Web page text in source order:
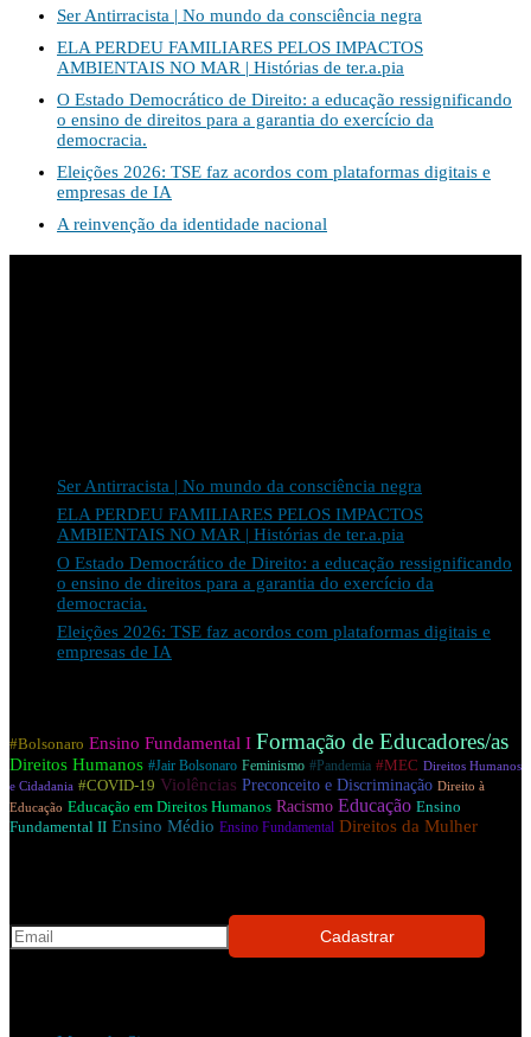
Ser Antirracista | No mundo da consciência negra
ELA PERDEU FAMILIARES PELOS IMPACTOS
AMBIENTAIS NO MAR | Histórias de ter.a.pia
O Estado Democrático de Direito: a educação ressignificando
o ensino de direitos para a garantia do exercício da
democracia.
Eleições 2026: TSE faz acordos com plataformas digitais e
empresas de IA
A reinvenção da identidade nacional
Ser Antirracista | No mundo da consciência negra
ELA PERDEU FAMILIARES PELOS IMPACTOS
AMBIENTAIS NO MAR | Histórias de ter.a.pia
O Estado Democrático de Direito: a educação ressignificando
o ensino de direitos para a garantia do exercício da
democracia.
Eleições 2026: TSE faz acordos com plataformas digitais e
empresas de IA
#Bolsonaro Ensino Fundamental I Formação de Educadores/as
Direitos Humanos #Jair Bolsonaro Feminismo #Pandemia #MEC Direitos Humanos
e Cidadania #COVID-19 Violências Preconceito e Discriminação Direito à
Educação Educação em Direitos Humanos Racismo Educação Ensino
Fundamental II Ensino Médio Ensino Fundamental Direitos da Mulher